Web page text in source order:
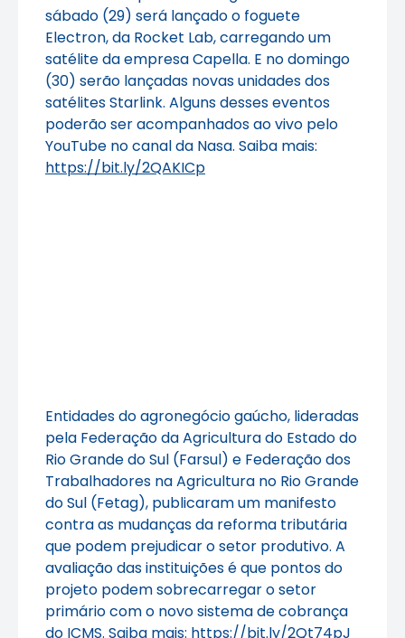
sábado (29) será lançado o foguete
Electron, da Rocket Lab, carregando um
satélite da empresa Capella. E no domingo
(30) serão lançadas novas unidades dos
satélites Starlink. Alguns desses eventos
poderão ser acompanhados ao vivo pelo
YouTube no canal da Nasa. Saiba mais:
https://bit.ly/2QAKICp
Entidades do agronegócio gaúcho, lideradas
pela Federação da Agricultura do Estado do
Rio Grande do Sul (Farsul) e Federação dos
Trabalhadores na Agricultura no Rio Grande
do Sul (Fetag), publicaram um manifesto
contra as mudanças da reforma tributária
que podem prejudicar o setor produtivo. A
avaliação das instituições é que pontos do
projeto podem sobrecarregar o setor
primário com o novo sistema de cobrança
do ICMS. Saiba mais: https://bit.ly/2Qt74pJ